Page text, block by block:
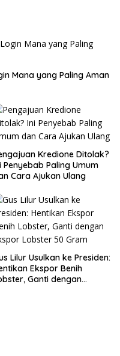
Mana yang Paling Aman
Kredione Ditolak?
Penyebab Paling Umum
Cara Ajukan Ulang
Lilur Usulkan ke Presiden:
Ekspor Benih
Ganti dengan